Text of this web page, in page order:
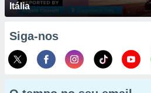
Itália
Siga-nos